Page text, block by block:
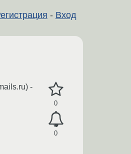
- Вход
0
0
-